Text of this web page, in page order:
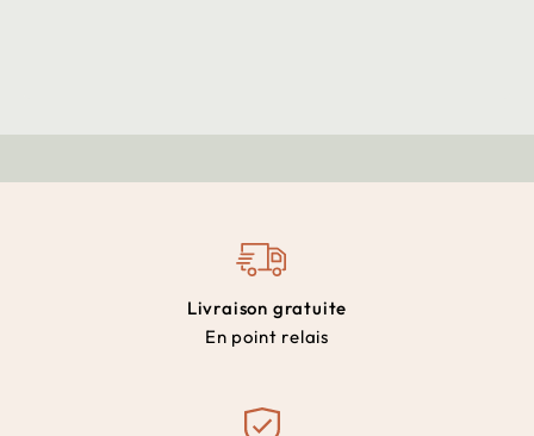
Livraison gratuite
En point relais